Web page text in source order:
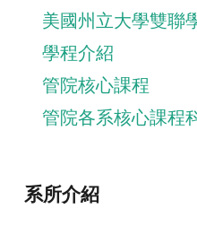
美國州立大學雙聯
學程介紹
管院核心課程
管院各系核心課程
系所介紹